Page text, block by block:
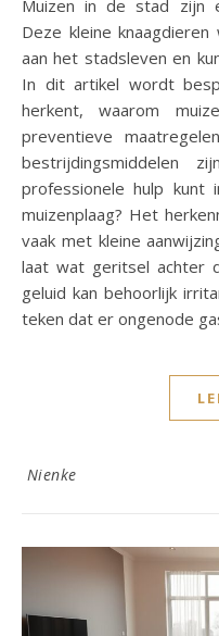
Muizen in de stad zijn een veelvoorkomend probleem.
Deze kleine
aan het stadsleven en
In dit artikel wordt
herkent, waarom
preventieve
professionele hulp kunt
muizenplaag? Het
vaak met kleine
laat wat geritsel achter
geluid kan behoorlijk
teken dat er ongenode
Nienke